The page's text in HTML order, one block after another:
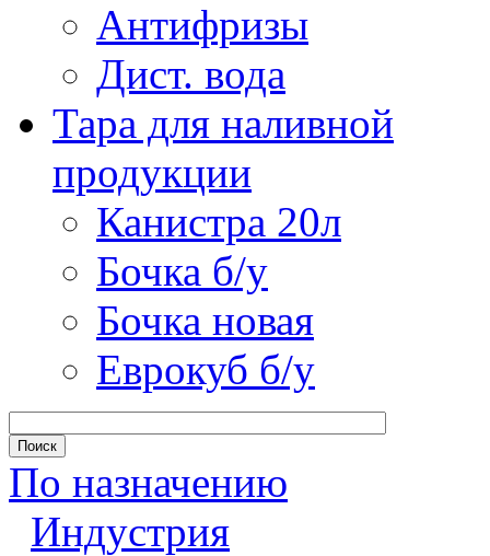
Антифризы
Дист. вода
Тара для наливной
продукции
Канистра 20л
Бочка б/у
Бочка новая
Еврокуб б/у
По назначению
Индустрия